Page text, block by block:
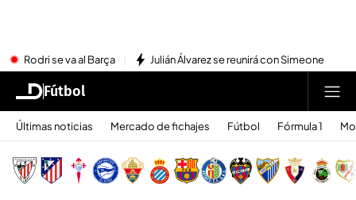
Rodri se va al Barça Julián Álvarez se reunirá con Simeone
Fútbol
Últimas noticias Mercado de fichajes Fútbol Fórmula 1